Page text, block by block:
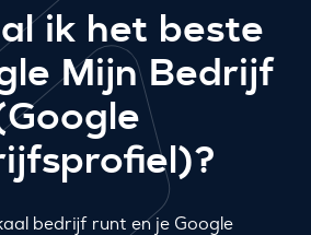
ik het beste
Mijn Bedrijf
bedrijf runt en je Google